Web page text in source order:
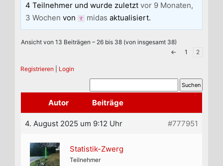
4 Teilnehmer und wurde zuletztvor 9 Monaten,
3 Wochen von midas aktualisiert.
Ansicht von 13 Beiträgen – 26 bis 38 (von insgesamt 38)
←
1 2
Registrieren Login
Autor Beiträge
4. August 2025 um 9:12 Uhr #777951
Statistik-Zwerg
Teilnehmer